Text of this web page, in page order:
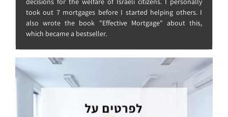
took out 7 mortgages before I started helping others. I
also wrote the book "Effective Mortgage" about this,
which became a bestseller.